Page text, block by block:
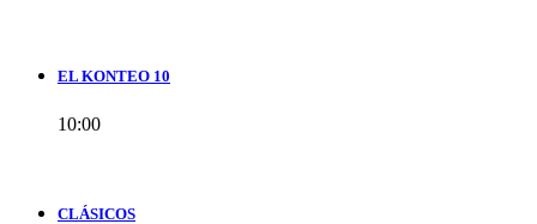
EL KONTEO 10
10:00
CLÁSICOS